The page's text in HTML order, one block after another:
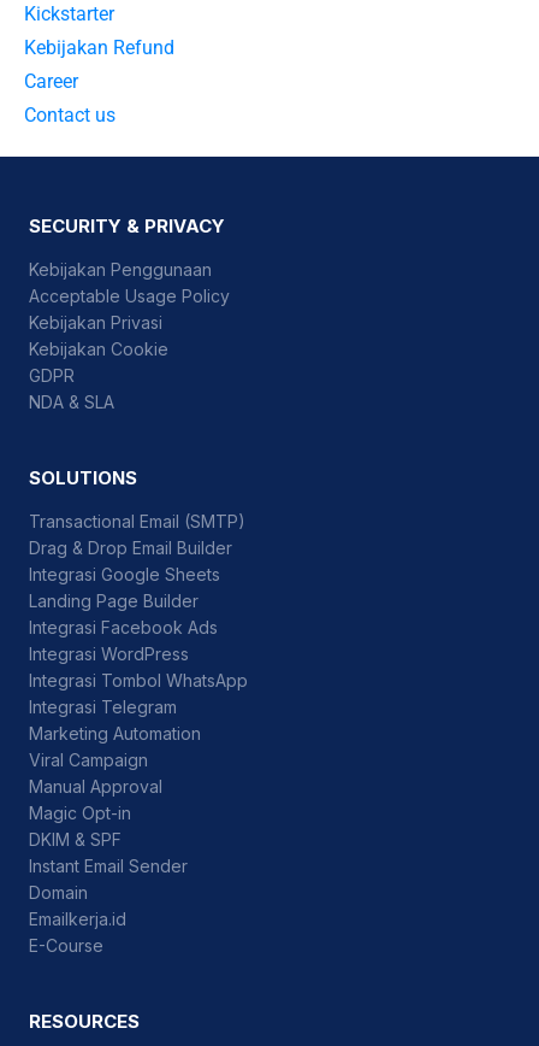
Kickstarter
Kebijakan Refund
Career
Contact us
SECURITY & PRIVACY
Kebijakan Penggunaan
Acceptable Usage Policy
Kebijakan Privasi
Kebijakan Cookie
GDPR
NDA & SLA
SOLUTIONS
Transactional Email (SMTP)
Drag & Drop Email Builder
Integrasi Google Sheets
Landing Page Builder
Integrasi Facebook Ads
Integrasi WordPress
Integrasi Tombol WhatsApp
Integrasi Telegram
Marketing Automation
Viral Campaign
Manual Approval
Magic Opt-in
DKIM & SPF
Instant Email Sender
Domain
Emailkerja.id
E-Course
RESOURCES